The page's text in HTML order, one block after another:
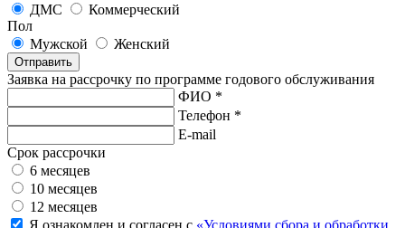
ДМС
Коммерческий
Пол
Мужской
Женский
Отправить
Заявка на рассрочку по программе годового обслуживания
ФИО *
Телефон *
E-mail
Срок рассрочки
6 месяцев
10 месяцев
12 месяцев
Я ознакомлен и согласен с «Условиями сбора и обработки